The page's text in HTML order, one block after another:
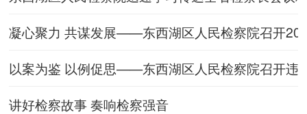
凝心聚力 共谋发展——东西湖区人民检察院召开
以案为鉴 以例促思——东西湖区人民检察院召开违
讲好检察故事 奏响检察强音